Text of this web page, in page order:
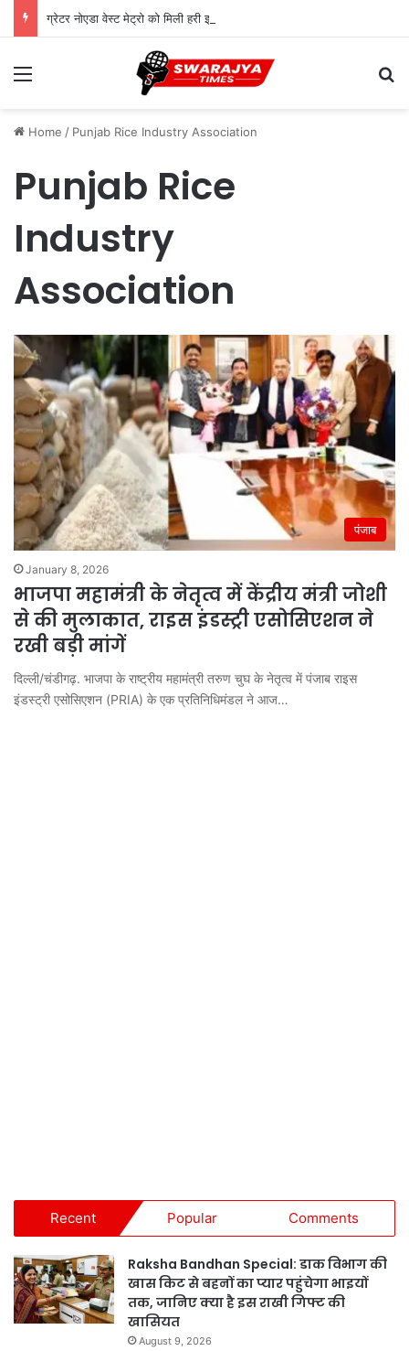
Menu
Home / Punjab Rice Industry Association
Punjab Rice
Industry
Association
पंजाब
January 8, 2026
भाजपा महामंत्री के नेतृत्व में केंद्रीय मंत्री जोशी
से की मुलाकात, राइस इंडस्ट्री एसोसिएशन ने
रखी बड़ी मांगें
दिल्ली/चंडीगढ़. भाजपा के राष्ट्रीय महामंत्री तरुण चुघ के नेतृत्व में पंजाब राइस
इंडस्ट्री एसोसिएशन (PRIA) के एक प्रतिनिधिमंडल ने आज…
Recent Popular Comments
Raksha Bandhan Special: डाक विभाग की
खास किट से बहनों का प्यार पहुंचेगा भाइयों
तक, जानिए क्या है इस राखी गिफ्ट की
खासियत
August 9, 2026